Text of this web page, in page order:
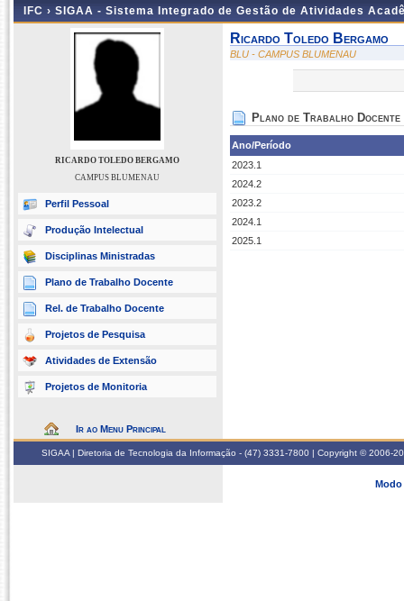
IFC › SIGAA - Sistema Integrado de Gestão de Atividades
RICARDO TOLEDO BERGAMO
CAMPUS BLUMENAU
Perfil Pessoal
Produção Intelectual
Disciplinas Ministradas
Plano de Trabalho Docente
Rel. de Trabalho Docente
Projetos de Pesquisa
Atividades de Extensão
Projetos de Monitoria
Ir ao Menu Principal
Ricardo Toledo Bergamo
BLU - CAMPUS BLUMENAU
Plano de Trabalho Docente
Ano/Período
2023.1
2024.2
2023.2
2024.1
2025.1
SIGAA | Diretoria de Tecnologia da Informação - (47) 3331-7800 | Copyright © 2006-
Modo